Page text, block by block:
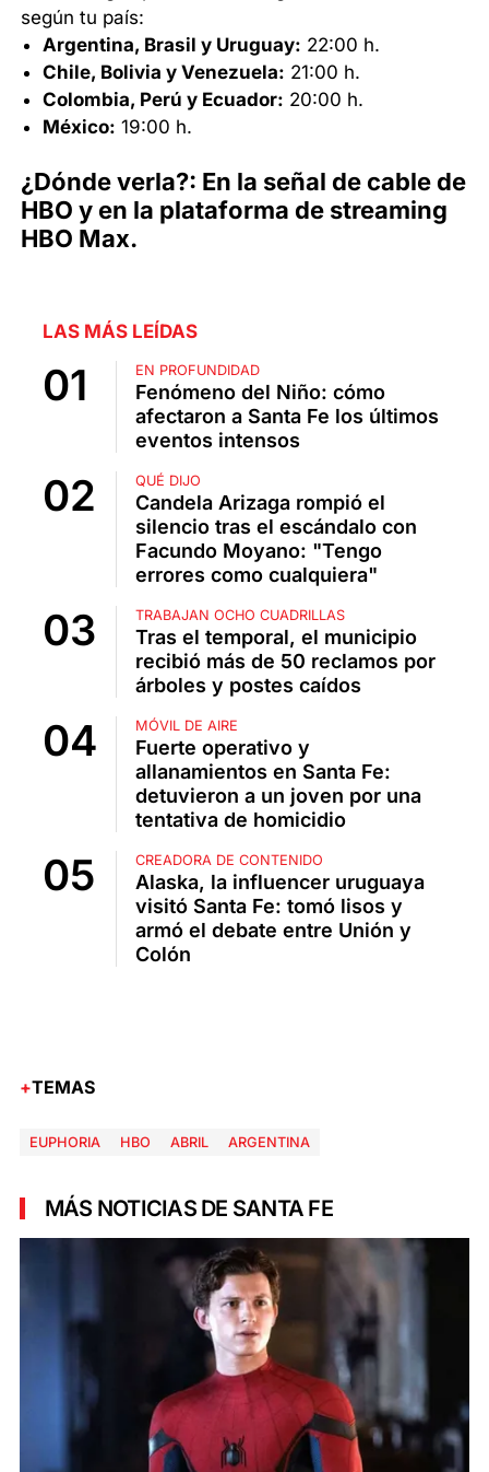
según tu país:
Argentina, Brasil y Uruguay: 22:00 h.
Chile, Bolivia y Venezuela: 21:00 h.
Colombia, Perú y Ecuador: 20:00 h.
México: 19:00 h.
¿Dónde verla?: En la señal de cable de
HBO y en la plataforma de streaming
HBO Max.
LAS MÁS LEÍDAS
EN PROFUNDIDAD
Fenómeno del Niño: cómo
afectaron a Santa Fe los últimos
eventos intensos
QUÉ DIJO
Candela Arizaga rompió el
silencio tras el escándalo con
Facundo Moyano: "Tengo
errores como cualquiera"
TRABAJAN OCHO CUADRILLAS
Tras el temporal, el municipio
recibió más de 50 reclamos por
árboles y postes caídos
MÓVIL DE AIRE
Fuerte operativo y
allanamientos en Santa Fe:
detuvieron a un joven por una
tentativa de homicidio
CREADORA DE CONTENIDO
Alaska, la influencer uruguaya
visitó Santa Fe: tomó lisos y
armó el debate entre Unión y
Colón
TEMAS
EUPHORIA HBO ABRIL ARGENTINA
MÁS NOTICIAS DE SANTA FE